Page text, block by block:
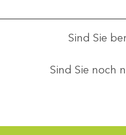
Sind Sie
Sind Sie noch